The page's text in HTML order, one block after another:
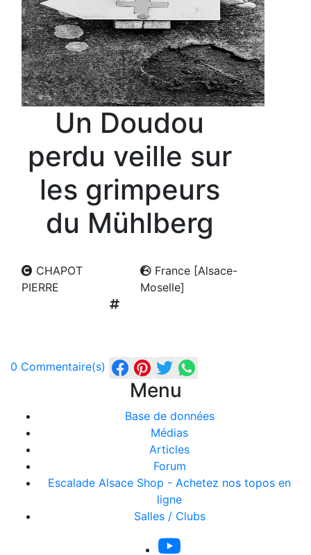
Un Doudou
perdu veille sur
les grimpeurs
du Mühlberg
CHAPOT
PIERRE
France [Alsace-
Moselle]
0 Commentaire(s)
Menu
Base de données
Médias
Articles
Forum
Escalade Alsace Shop - Achetez nos topos en
ligne
Salles / Clubs